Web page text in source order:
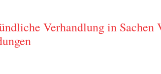
Verhandlung in Sachen